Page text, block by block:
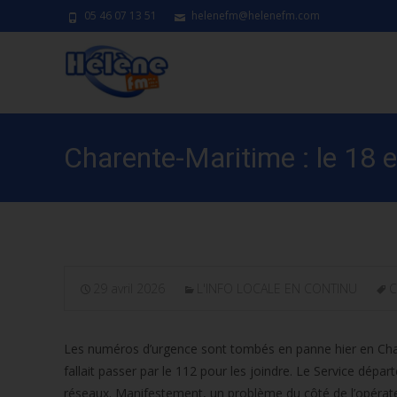
05 46 07 13 51 helenefm@helenefm.com
Charente-Maritime : le 18
Les numéros d’urgence sont tombés en panne hier en
fallait passer par le 112 pour les joindre. Le Service
réseaux. Manifestement, un problème du côté de